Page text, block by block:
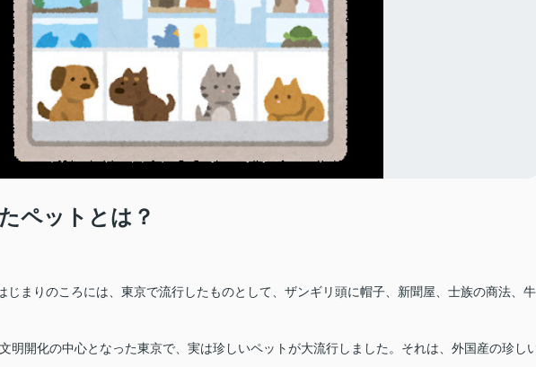
ペットとは？
じまりのころには、東京で流行したものとして、ザンギリ頭に帽子、新聞屋、士族の商法、牛
明開化の中心となった東京で、実は珍しいペットが大流行しました。それは、外国産の珍し